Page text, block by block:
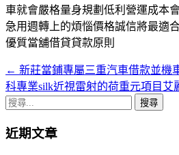
車就會嚴格量身規劃低利營運成本
急用週轉上的煩惱價格誠信將最適
優質當舖借貸貸款原則
文
章
航
← 新莊當鋪專屬三重汽車借款並機
科專業silk近視雷射的荷重元項目艾
搜
關
近期文章